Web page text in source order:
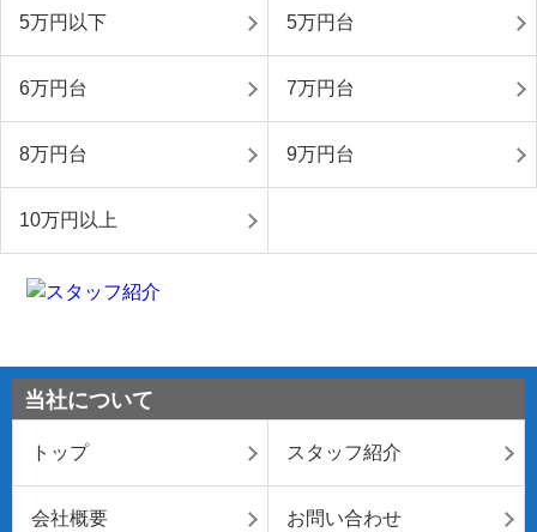
5万円以下 5万円台
6万円台 7万円台
8万円台 9万円台
10万円以上
当社について
トップ スタッフ紹介
会社概要 お問い合わせ